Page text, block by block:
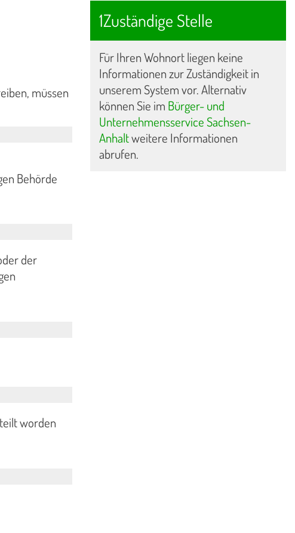
müssen
Behörde
der
worden
1Zuständige Stelle
Für Ihren Wohnort liegen keine
Informationen zur Zuständigkeit in
unserem System vor. Alternativ
können Sie im Bürger- und
Unternehmensservice Sachsen-
Anhaltweitere Informationen
abrufen.